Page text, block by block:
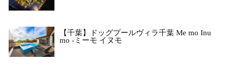
【千葉】ドッグプールヴィラ千葉 Me mo Inu
mo -ミーモ イヌモ